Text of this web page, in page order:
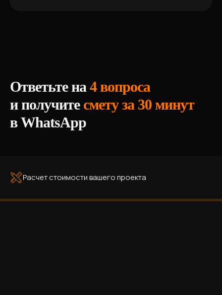
Ответьте на 4 вопроса
и получите смету за 30 минут
в WhatsApp
Расчет стоимости вашего проекта